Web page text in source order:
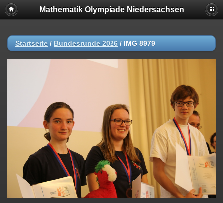
Mathematik Olympiade Niedersachsen
Startseite / Bundesrunde 2026 / IMG 8979